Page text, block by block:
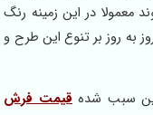
معمولا در این زمینه رنگ
به روز بر تنوع این طرح و
سبب شدهقیمت فرش